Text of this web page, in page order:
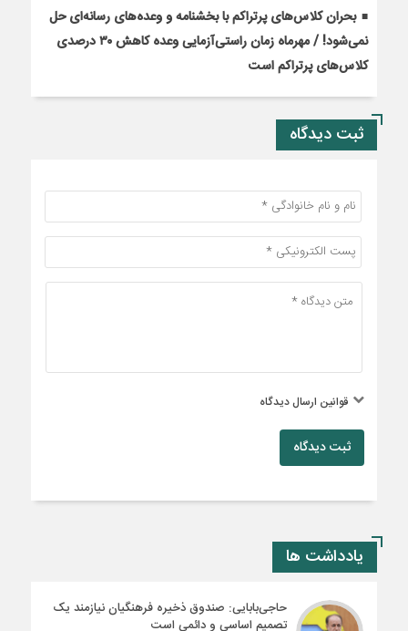
بحران کلاس‌های پرتراکم با بخشنامه و وعده‌های رسانه‌ای حل
نمی‌شود! / مهرماه زمان راستی‌آزمایی وعده کاهش ۳۰ درصدی
کلاس‌های پرتراکم است
ثبت دیدگاه
قوانین ارسال دیدگاه
ثبت دیدگاه
یادداشت ها
حاجی‌بابایی: صندوق ذخیره فرهنگیان نیازمند یک
تصمیم اساسی و دائمی است